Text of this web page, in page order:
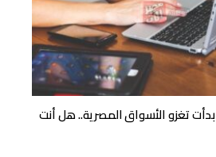
الهواتف التي تدعم 5G بدأت تغزو الأسواق المصرية.. هل أنت